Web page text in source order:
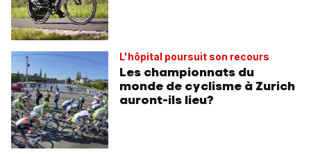
L'hôpital poursuit son recours
Les championnats du
monde de cyclisme à Zurich
auront-ils lieu?